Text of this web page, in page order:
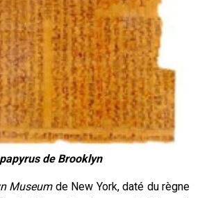
de Brooklyn
Museumde New York, daté du règne